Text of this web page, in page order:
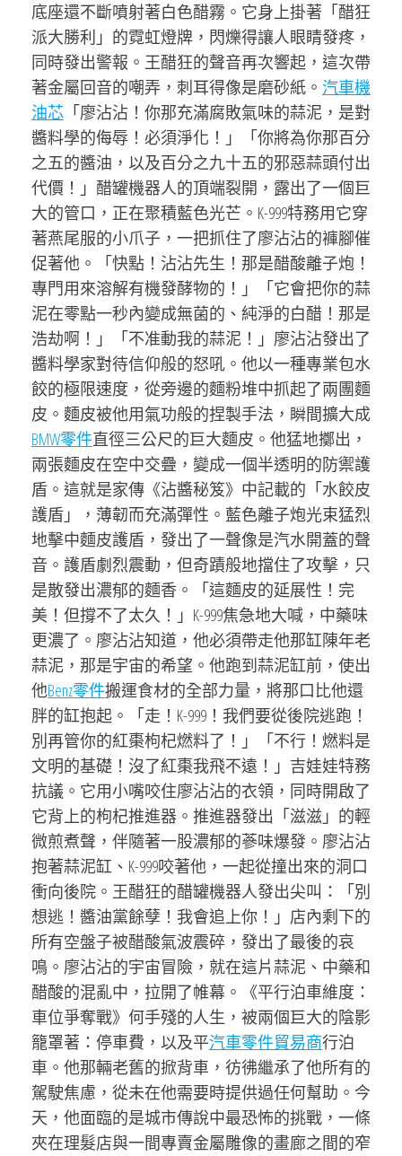
底座還不斷噴射著白色醋霧。它身上掛著「醋狂
派大勝利」的霓虹燈牌，閃爍得讓人眼睛發疼，
同時發出警報。王醋狂的聲音再次響起，這次帶
著金屬回音的嘲弄，刺耳得像是磨砂紙。 汽車機
油芯 「廖沾沾！你那充滿腐敗氣味的蒜泥，是對
醬料學的侮辱！必須淨化！」「你將為你那百分
之五的醬油，以及百分之九十五的邪惡蒜頭付出
代價！」醋罐機器人的頂端裂開，露出了一個巨
大的管口，正在聚積藍色光芒。K-999特務用它穿
著燕尾服的小爪子，一把抓住了廖沾沾的褲腳催
促著他。「快點！沾沾先生！那是醋酸離子炮！
專門用來溶解有機發酵物的！」「它會把你的蒜
泥在零點一秒內變成無菌的、純淨的白醋！那是
浩劫啊！」「不准動我的蒜泥！」廖沾沾發出了
醬料學家對待信仰般的怒吼。他以一種專業包水
餃的極限速度，從旁邊的麵粉堆中抓起了兩團麵
皮。麵皮被他用氣功般的捏製手法，瞬間擴大成
BMW零件直徑三公尺的巨大麵皮。他猛地擲出，
兩張麵皮在空中交疊，變成一個半透明的防禦護
盾。這就是家傳《沾醬秘笈》中記載的「水餃皮
護盾」，薄韌而充滿彈性。藍色離子炮光束猛烈
地擊中麵皮護盾，發出了一聲像是汽水開蓋的聲
音。護盾劇烈震動，但奇蹟般地擋住了攻擊，只
是散發出濃郁的麵香。「這麵皮的延展性！完
美！但撐不了太久！」K-999焦急地大喊，中藥味
更濃了。廖沾沾知道，他必須帶走他那缸陳年老
蒜泥，那是宇宙的希望。他跑到蒜泥缸前，使出
他Benz零件搬運食材的全部力量，將那口比他還
胖的缸抱起。「走！K-999！我們要從後院逃跑！
別再管你的紅棗枸杞燃料了！」「不行！燃料是
文明的基礎！沒了紅棗我飛不遠！」吉娃娃特務
抗議。它用小嘴咬住廖沾沾的衣領，同時開啟了
它背上的枸杞推進器。推進器發出「滋滋」的輕
微煎煮聲，伴隨著一股濃郁的蔘味爆發。廖沾沾
抱著蒜泥缸、K-999咬著他，一起從撞出來的洞口
衝向後院。王醋狂的醋罐機器人發出尖叫：「別
想逃！醬油黨餘孽！我會追上你！」店內剩下的
所有空盤子被醋酸氣波震碎，發出了最後的哀
鳴。廖沾沾的宇宙冒險，就在這片蒜泥、中藥和
醋酸的混亂中，拉開了帷幕。《平行泊車維度：
車位爭奪戰》何手殘的人生，被兩個巨大的陰影
籠罩著：停車費，以及平汽車零件貿易商行泊
車。他那輛老舊的掀背車，彷彿繼承了他所有的
駕駛焦慮，從未在他需要時提供過任何幫助。今
天，他面臨的是城市傳說中最恐怖的挑戰，一條
夾在理髮店與一間專賣金屬雕像的畫廊之間的窄